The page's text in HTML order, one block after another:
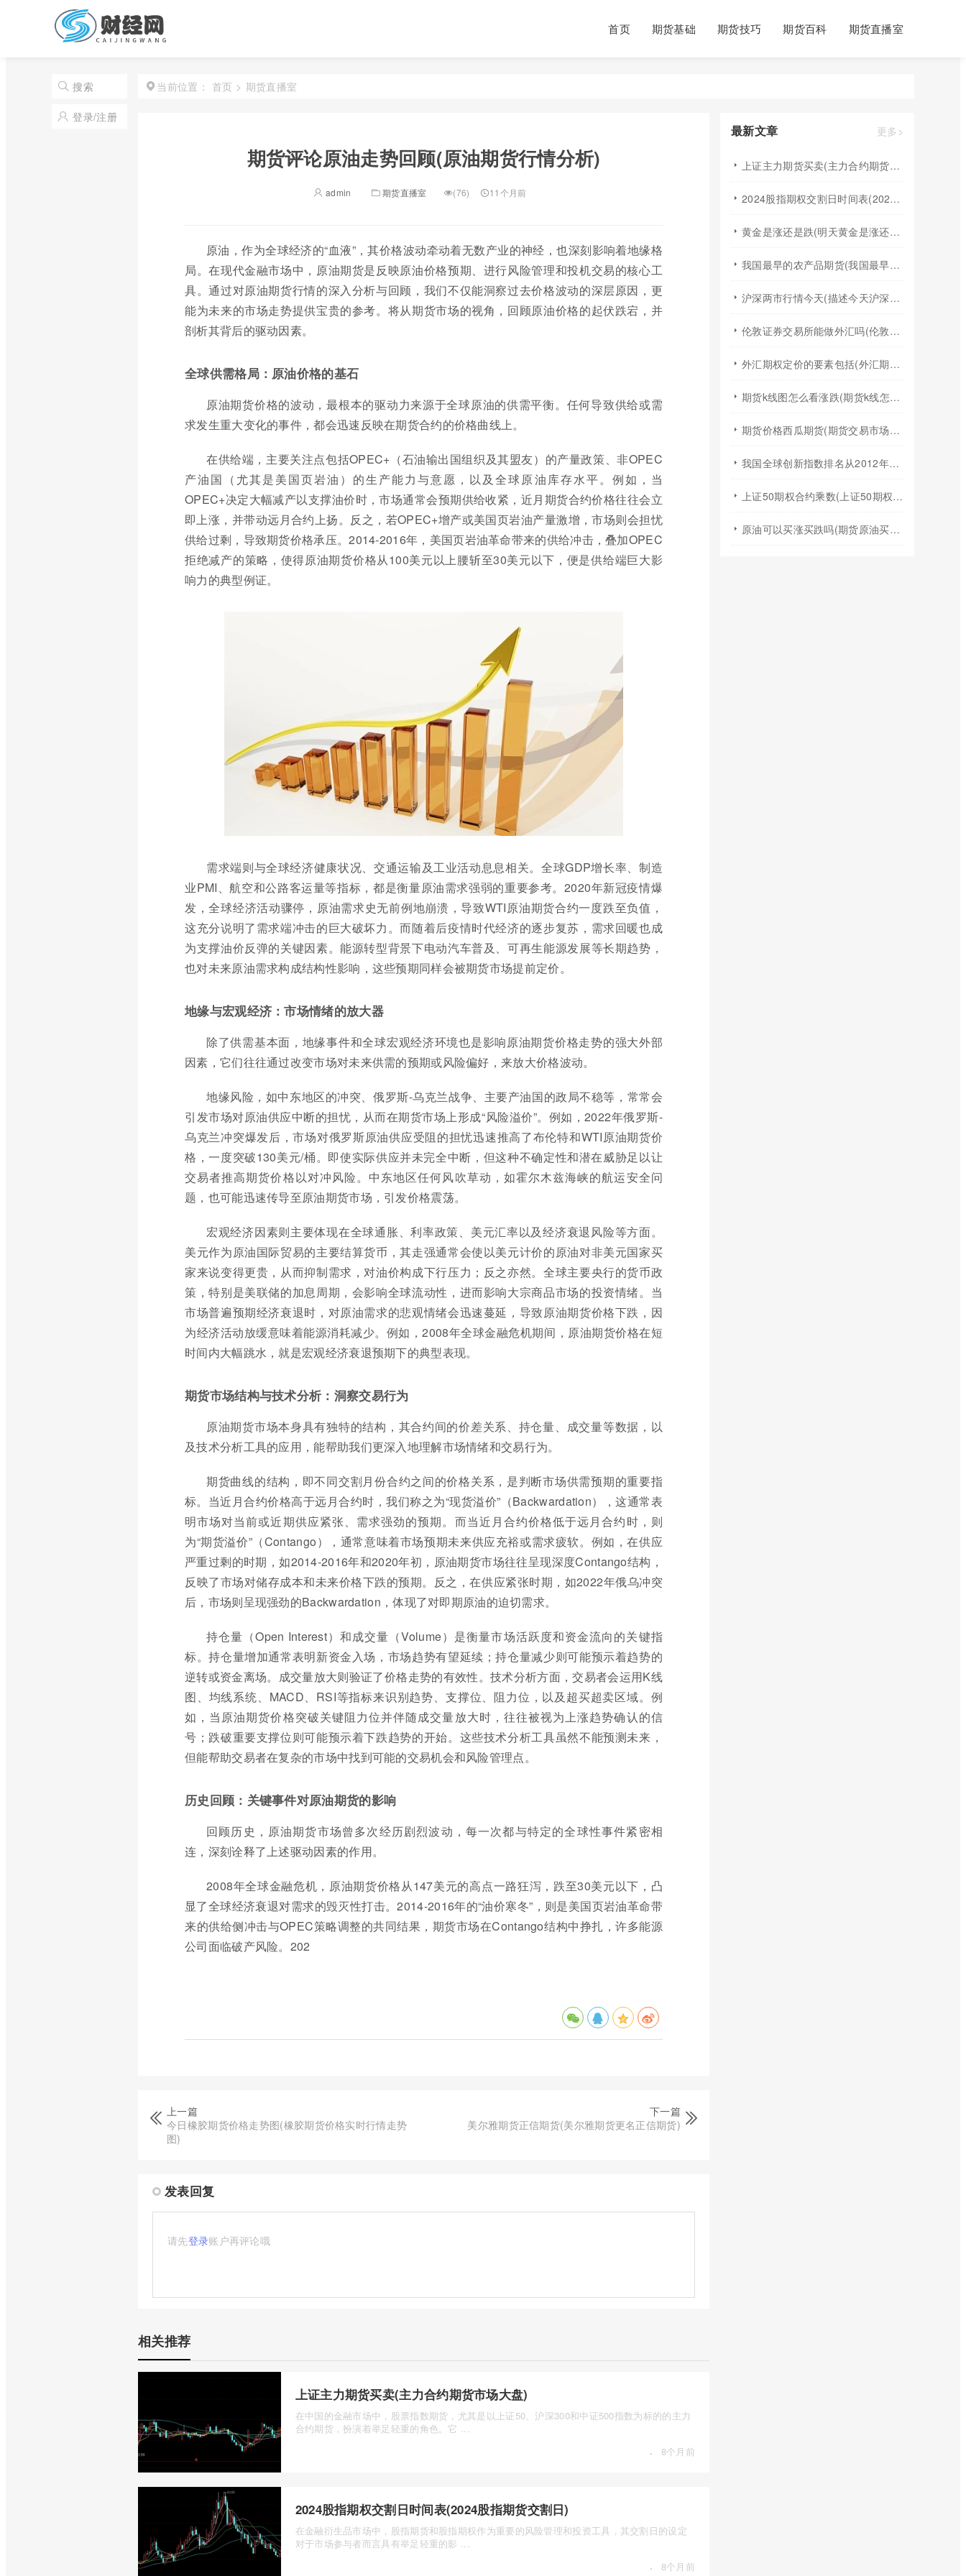
首页 期货基础 期货技巧 期货百科 期货直播室
搜索
登录/注册
当前位置： 首页 > 期货直播室
期货评论原油走势回顾(原油期货行情分析)
admin 期货直播室 (76) 11个月前
原油，作为全球经济的“血液”，其价格波动牵动着无数产业的神经，也深刻影响着地缘格
局。在现代金融市场中，原油期货是反映原油价格预期、进行风险管理和投机交易的核心工
具。通过对原油期货行情的深入分析与回顾，我们不仅能洞察过去价格波动的深层原因，更
能为未来的市场走势提供宝贵的参考。将从期货市场的视角，回顾原油价格的起伏跌宕，并
剖析其背后的驱动因素。
全球供需格局：原油价格的基石
原油期货价格的波动，最根本的驱动力来源于全球原油的供需平衡。任何导致供给或需
求发生重大变化的事件，都会迅速反映在期货合约的价格曲线上。
在供给端，主要关注点包括OPEC+（石油输出国组织及其盟友）的产量政策、非OPEC
产油国（尤其是美国页岩油）的生产能力与意愿，以及全球原油库存水平。例如，当
OPEC+决定大幅减产以支撑油价时，市场通常会预期供给收紧，近月期货合约价格往往会立
即上涨，并带动远月合约上扬。反之，若OPEC+增产或美国页岩油产量激增，市场则会担忧
供给过剩，导致期货价格承压。2014-2016年，美国页岩油革命带来的供给冲击，叠加OPEC
拒绝减产的策略，使得原油期货价格从100美元以上腰斩至30美元以下，便是供给端巨大影
响力的典型例证。
需求端则与全球经济健康状况、交通运输及工业活动息息相关。全球GDP增长率、制造
业PMI、航空和公路客运量等指标，都是衡量原油需求强弱的重要参考。2020年新冠疫情爆
发，全球经济活动骤停，原油需求史无前例地崩溃，导致WTI原油期货合约一度跌至负值，
这充分说明了需求端冲击的巨大破坏力。而随着后疫情时代经济的逐步复苏，需求回暖也成
为支撑油价反弹的关键因素。能源转型背景下电动汽车普及、可再生能源发展等长期趋势，
也对未来原油需求构成结构性影响，这些预期同样会被期货市场提前定价。
地缘与宏观经济：市场情绪的放大器
除了供需基本面，地缘事件和全球宏观经济环境也是影响原油期货价格走势的强大外部
因素，它们往往通过改变市场对未来供需的预期或风险偏好，来放大价格波动。
地缘风险，如中东地区的冲突、俄罗斯-乌克兰战争、主要产油国的政局不稳等，常常会
引发市场对原油供应中断的担忧，从而在期货市场上形成“风险溢价”。例如，2022年俄罗斯-
乌克兰冲突爆发后，市场对俄罗斯原油供应受阻的担忧迅速推高了布伦特和WTI原油期货价
格，一度突破130美元/桶。即使实际供应并未完全中断，但这种不确定性和潜在威胁足以让
交易者推高期货价格以对冲风险。中东地区任何风吹草动，如霍尔木兹海峡的航运安全问
题，也可能迅速传导至原油期货市场，引发价格震荡。
宏观经济因素则主要体现在全球通胀、利率政策、美元汇率以及经济衰退风险等方面。
美元作为原油国际贸易的主要结算货币，其走强通常会使以美元计价的原油对非美元国家买
家来说变得更贵，从而抑制需求，对油价构成下行压力；反之亦然。全球主要央行的货币政
策，特别是美联储的加息周期，会影响全球流动性，进而影响大宗商品市场的投资情绪。当
市场普遍预期经济衰退时，对原油需求的悲观情绪会迅速蔓延，导致原油期货价格下跌，因
为经济活动放缓意味着能源消耗减少。例如，2008年全球金融危机期间，原油期货价格在短
时间内大幅跳水，就是宏观经济衰退预期下的典型表现。
期货市场结构与技术分析：洞察交易行为
原油期货市场本身具有独特的结构，其合约间的价差关系、持仓量、成交量等数据，以
及技术分析工具的应用，能帮助我们更深入地理解市场情绪和交易行为。
期货曲线的结构，即不同交割月份合约之间的价格关系，是判断市场供需预期的重要指
标。当近月合约价格高于远月合约时，我们称之为“现货溢价”（Backwardation），这通常表
明市场对当前或近期供应紧张、需求强劲的预期。而当近月合约价格低于远月合约时，则
为“期货溢价”（Contango），通常意味着市场预期未来供应充裕或需求疲软。例如，在供应
严重过剩的时期，如2014-2016年和2020年初，原油期货市场往往呈现深度Contango结构，
反映了市场对储存成本和未来价格下跌的预期。反之，在供应紧张时期，如2022年俄乌冲突
后，市场则呈现强劲的Backwardation，体现了对即期原油的迫切需求。
持仓量（Open Interest）和成交量（Volume）是衡量市场活跃度和资金流向的关键指
标。持仓量增加通常表明新资金入场，市场趋势有望延续；持仓量减少则可能预示着趋势的
逆转或资金离场。成交量放大则验证了价格走势的有效性。技术分析方面，交易者会运用K线
图、均线系统、MACD、RSI等指标来识别趋势、支撑位、阻力位，以及超买超卖区域。例
如，当原油期货价格突破关键阻力位并伴随成交量放大时，往往被视为上涨趋势确认的信
号；跌破重要支撑位则可能预示着下跌趋势的开始。这些技术分析工具虽然不能预测未来，
但能帮助交易者在复杂的市场中找到可能的交易机会和风险管理点。
历史回顾：关键事件对原油期货的影响
回顾历史，原油期货市场曾多次经历剧烈波动，每一次都与特定的全球性事件紧密相
连，深刻诠释了上述驱动因素的作用。
2008年全球金融危机，原油期货价格从147美元的高点一路狂泻，跌至30美元以下，凸
显了全球经济衰退对需求的毁灭性打击。2014-2016年的“油价寒冬”，则是美国页岩油革命带
来的供给侧冲击与OPEC策略调整的共同结果，期货市场在Contango结构中挣扎，许多能源
公司面临破产风险。202
上一篇
今日橡胶期货价格走势图(橡胶期货价格实时行情走势
图)
下一篇
美尔雅期货正信期货(美尔雅期货更名正信期货)
发表回复
请先登录账户再评论哦
相关推荐
上证主力期货买卖(主力合约期货市场大盘)
在中国的金融市场中，股票指数期货，尤其是以上证50、沪深300和中证500指数为标的的主力
合约期货，扮演着举足轻重的角色。它 ...
· 8个月前
2024股指期权交割日时间表(2024股指期货交割日)
在金融衍生品市场中，股指期货和股指期权作为重要的风险管理和投资工具，其交割日的设定
对于市场参与者而言具有举足轻重的影 ...
· 8个月前
最新文章 更多>
上证主力期货买卖(主力合约期货市场大盘)
2024股指期权交割日时间表(2024股指期货交割日)
黄金是涨还是跌(明天黄金是涨还是跌)
我国最早的农产品期货(我国最早的农产品期货交易合约的品种是)
沪深两市行情今天(描述今天沪深两市早盘交易情况)
伦敦证券交易所能做外汇吗(伦敦证券交易所交易规则)
外汇期权定价的要素包括(外汇期权定价模型)
期货k线图怎么看涨跌(期货k线怎么看均线图)
期货价格西瓜期货(期货交易市场价格)
我国全球创新指数排名从2012年的(我国全球创新指数排名不断跃升得益于什么)
上证50期权合约乘数(上证50期权t0)
原油可以买涨买跌吗(期货原油买涨买跌)